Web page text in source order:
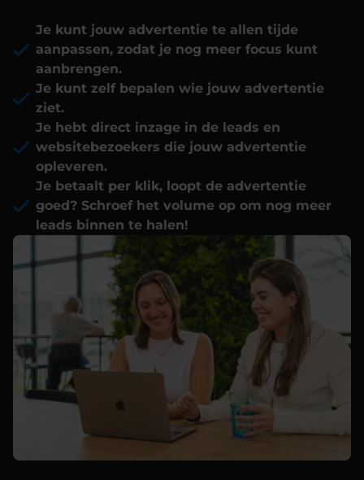
Je kunt jouw advertentie te allen tijde
aanpassen, zodat je nog meer focus kunt
aanbrengen.
Je kunt zelf bepalen wie jouw advertentie
ziet.
Je hebt direct inzage in de leads en
websitebezoekers die jouw advertentie
opleveren.
Je betaalt per klik, loopt de advertentie
goed? Schroef het volume op om nog meer
leads binnen te halen!